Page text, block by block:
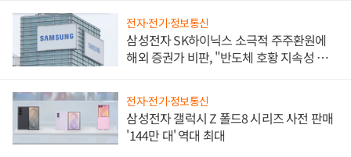
전자·전기·정보통신
삼성전자 SK하이닉스 소극적 주주환원에
해외 증권가 비판, "반도체 호황 지속성 의
전자·전기·정보통신
삼성전자 갤럭시 Z 폴드8 시리즈 사전 판매
'144만 대' 역대 최대